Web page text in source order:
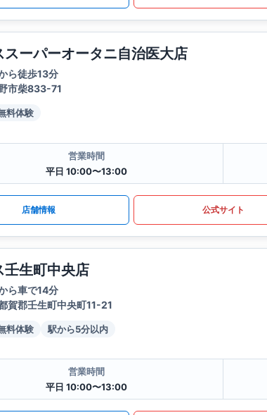
スーパーオータニ自治医大店
ら徒歩13分
市柴833-71
料体験
営業時間
平日 10:00〜13:00
店舗情報 公式サイト
壬生町中央店
ら車で14分
賀郡壬生町中央町11-21
料体験 駅から5分以内
営業時間
平日 10:00〜13:00